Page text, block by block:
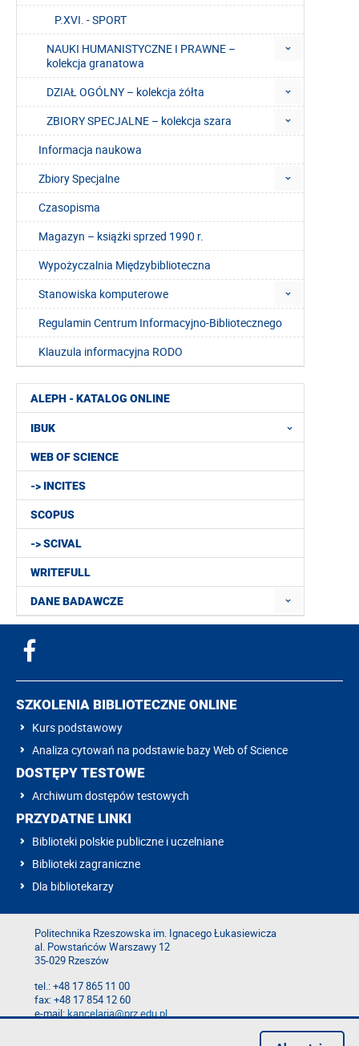
P.XVI. - SPORT
NAUKI HUMANISTYCZNE I PRAWNE –
kolekcja granatowa
DZIAŁ OGÓLNY – kolekcja żółta
ZBIORY SPECJALNE – kolekcja szara
Informacja naukowa
Zbiory Specjalne
Czasopisma
Magazyn – książki sprzed 1990 r.
Wypożyczalnia Międzybiblioteczna
Stanowiska komputerowe
Regulamin Centrum Informacyjno-Bibliotecznego
Klauzula informacyjna RODO
ALEPH - KATALOG ONLINE
IBUK
WEB OF SCIENCE
-> INCITES
SCOPUS
-> SCIVAL
WRITEFULL
DANE BADAWCZE
SZKOLENIA BIBLIOTECZNE ONLINE
Kurs podstawowy
Analiza cytowań na podstawie bazy Web of Science
DOSTĘPY TESTOWE
Archiwum dostępów testowych
PRZYDATNE LINKI
Biblioteki polskie publiczne i uczelniane
Biblioteki zagraniczne
Dla bibliotekarzy
Politechnika Rzeszowska im. Ignacego Łukasiewicza
al. Powstańców Warszawy 12
35-029 Rzeszów
tel.: +48 17 865 11 00
fax: +48 17 854 12 60
e-mail:kancelaria@prz.edu.pl